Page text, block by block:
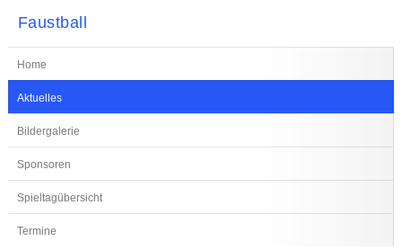
Faustball
Home
Aktuelles
Bildergalerie
Sponsoren
Spieltagübersicht
Termine